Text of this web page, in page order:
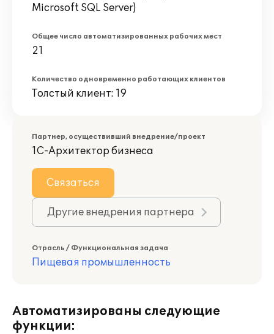
Microsoft SQL Server)
Общее число автоматизированных рабочих мест
21
Количество одновременно работающих клиентов
Толстый клиент: 19
Партнер, осуществивший внедрение/проект
1С-Архитектор бизнеса
Связаться
Другие внедрения партнера
Отрасль / Функциональная задача
Пищевая промышленность
Автоматизированы следующие
функции: